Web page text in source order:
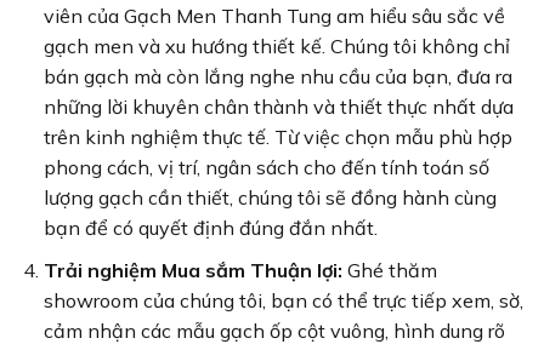
viên của Gạch Men Thanh Tung am hiểu sâu sắc về
gạch men và xu hướng thiết kế. Chúng tôi không chỉ
bán gạch mà còn lắng nghe nhu cầu của bạn, đưa ra
những lời khuyên chân thành và thiết thực nhất dựa
trên kinh nghiệm thực tế. Từ việc chọn mẫu phù hợp
phong cách, vị trí, ngân sách cho đến tính toán số
lượng gạch cần thiết, chúng tôi sẽ đồng hành cùng
bạn để có quyết định đúng đắn nhất.
Trải nghiệm Mua sắm Thuận lợi: Ghé thăm
showroom của chúng tôi, bạn có thể trực tiếp xem, sờ,
cảm nhận các mẫu gạch ốp cột vuông, hình dung rõ